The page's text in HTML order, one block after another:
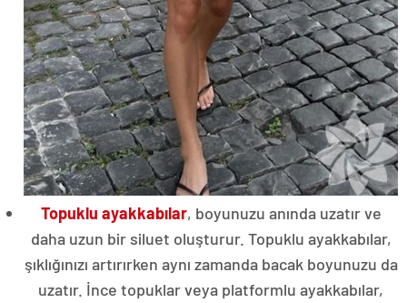
Topuklu ayakkabılar, boyunuzu anında uzatır ve
daha uzun bir siluet oluşturur. Topuklu ayakkabılar,
şıklığınızı artırırken aynı zamanda bacak boyunuzu da
uzatır. İnce topuklar veya platformlu ayakkabılar,